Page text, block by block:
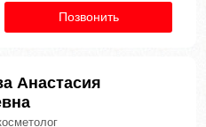
Позвонить
Анастасия